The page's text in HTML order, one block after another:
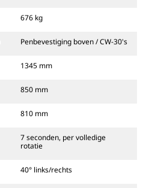
676 kg
Penbevestiging boven / CW-30's
1345 mm
850 mm
810 mm
7 seconden, per volledige
rotatie
40° links/rechts